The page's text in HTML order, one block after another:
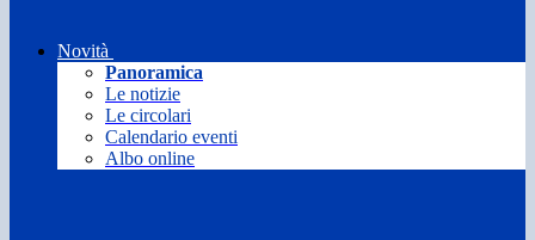
Novità
Panoramica
Le notizie
Le circolari
Calendario eventi
Albo online